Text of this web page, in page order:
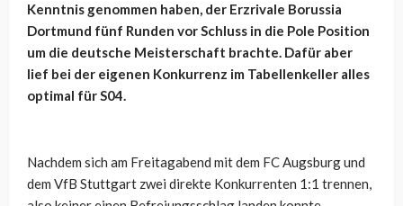
Kenntnis genommen haben, der Erzrivale Borussia
Dortmund fünf Runden vor Schluss in die Pole Position
um die deutsche Meisterschaft brachte. Dafür aber
lief bei der eigenen Konkurrenz im Tabellenkeller alles
optimal für S04.
Nachdem sich am Freitagabend mit dem FC Augsburg und
dem VfB Stuttgart zwei direkte Konkurrenten 1:1 trennen,